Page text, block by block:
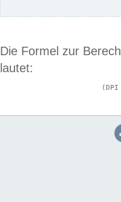
Die Formel zur
lautet: